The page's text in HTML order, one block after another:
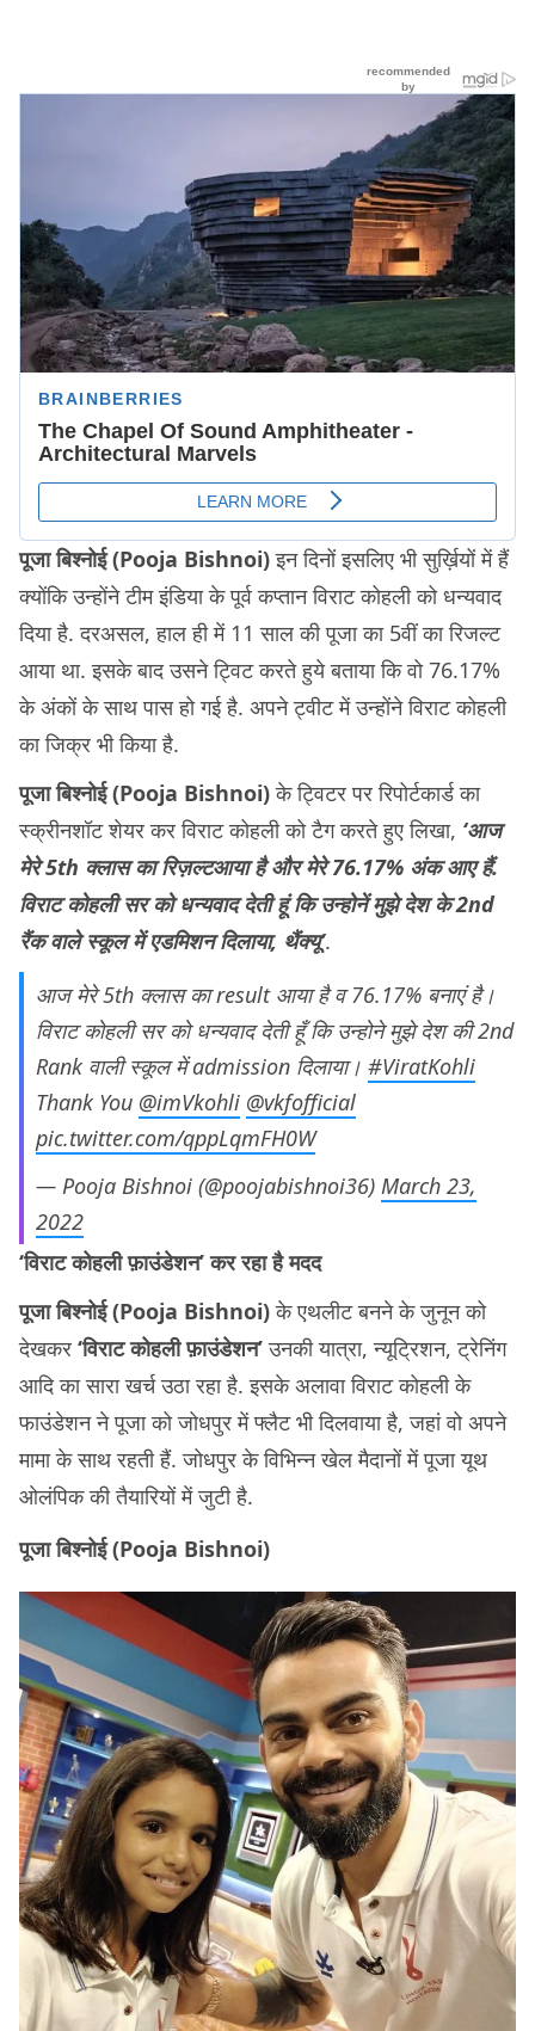
पूजा बिश्नोई (Pooja Bishnoi)इन दिनों इसलिए भी सुर्ख़ियों में हैं
क्योंकि उन्होंने टीम इंडिया के पूर्व कप्तान विराट कोहली को धन्यवाद
दिया है. दरअसल, हाल ही में 11 साल की पूजा का 5वीं का रिजल्ट
आया था. इसके बाद उसने ट्विट करते हुये बताया कि वो 76.17%
के अंकों के साथ पास हो गई है. अपने ट्वीट में उन्होंने विराट कोहली
का जिक्र भी किया है.
पूजा बिश्नोई (Pooja Bishnoi)के ट्विटर पर रिपोर्टकार्ड का
स्क्रीनशॉट शेयर कर विराट कोहली को टैग करते हुए लिखा, ‘आज
मेरे 5th क्लास का रिज़ल्टआया है और मेरे 76.17% अंक आए हैं.
विराट कोहली सर को धन्यवाद देती हूं कि उन्होनें मुझे देश के 2nd
रैंक वाले स्कूल में एडमिशन दिलाया, थैंक्यू’.
आज मेरे 5th क्लास का result आया है व 76.17% बनाएं है।
विराट कोहली सर को धन्यवाद देती हूँ कि उन्होने मुझे देश की 2nd
Rank वाली स्कूल में admission दिलाया। #ViratKohli
Thank You @imVkohli @vkfofficial
pic.twitter.com/qppLqmFH0W
— Pooja Bishnoi (@poojabishnoi36) March 23,
2022
‘विराट कोहली फ़ाउंडेशन’ कर रहा है मदद
पूजा बिश्नोई (Pooja Bishnoi)के एथलीट बनने के जुनून को
देखकर ‘विराट कोहली फ़ाउंडेशन’उनकी यात्रा, न्यूट्रिशन, ट्रेनिंग
आदि का सारा खर्च उठा रहा है. इसके अलावा विराट कोहली के
फाउंडेशन ने पूजा को जोधपुर में फ्लैट भी दिलवाया है, जहां वो अपने
मामा के साथ रहती हैं. जोधपुर के विभिन्न खेल मैदानों में पूजा यूथ
ओलंपिक की तैयारियों में जुटी है.
पूजा बिश्नोई (Pooja Bishnoi)